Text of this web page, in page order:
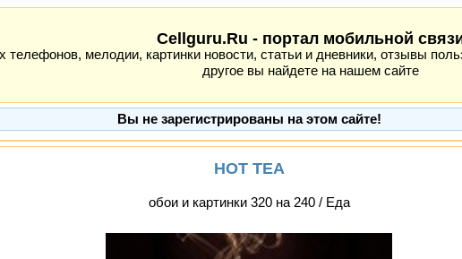
Cellguru.Ru - портал мобильной
мелодии, картинки новости, статьи и дневники, отзывы
другое вы найдете на нашем сайте
Вы не зарегистрированы на этом сайте!
HOT TEA
обои и картинки 320 на 240 / Еда